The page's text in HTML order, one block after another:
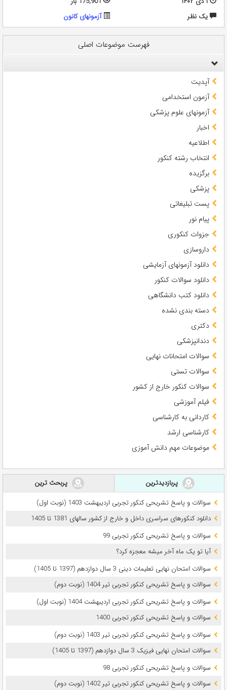
يک نظر
آزمونهای کانون
فهرست موضوعات اصلی
آپدیت
آزمون استخدامی
آزمونهای علوم پزشکی
اخبار
اطلاعیه
انتخاب رشته کنکور
برگزیده
پزشکی
پست تبلیغاتی
پیام نور
جزوات کنکوری
داروسازی
دانلود آزمونهای آزمایشی
دانلود سوالات کنکور
دانلود کتب دانشگاهی
دسته بندی نشده
دکتری
دندانپزشکی
سوالات امتحانات نهایی
سوالات تستی
سوالات کنکور خارج از کشور
فیلم آموزشی
کاردانی به کارشناسی
کارشناسی ارشد
موضوعات مهم دانش آموزی
پربازدیدترین
پربحث ترین
سوالات و پاسخ تشریحی کنکور تجربی اردیبهشت 1403 (نوبت اول)
دانلود کنکورهای سراسری داخل و خارج از کشور سالهای 1381 تا 1405
سوالات و پاسخ تشریحی کنکور تجربی 99
آیا تو یک ماه آخر میشه معجزه کرد؟
سوالات امتحان نهایی تعلیمات دینی 3 سال دوازدهم (1397 تا 1405)
سوالات و پاسخ تشریحی کنکور تجربی تیر 1404 (نوبت دوم)
سوالات و پاسخ تشریحی کنکور تجربی اردیبهشت 1404 (نوبت اول)
سوالات و پاسخ تشریحی کنکور تجربی 1400
سوالات و پاسخ تشریحی کنکور تجربی تیر 1403 (نوبت دوم)
سوالات امتحان نهایی فیزیک 3 سال دوازدهم (1397 تا 1405)
سوالات و پاسخ تشریحی کنکور تجربی 98
سوالات و پاسخ تشریحی کنکور تجربی تیر 1402 (نوبت دوم)